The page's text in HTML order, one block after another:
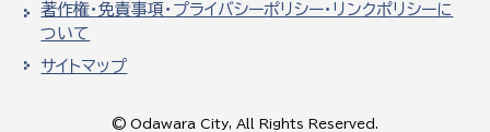
著作権・免責事項・プライバシーポリシー・リンクポリシーに
ついて
サイトマップ
© Odawara City, All Rights Reserved.